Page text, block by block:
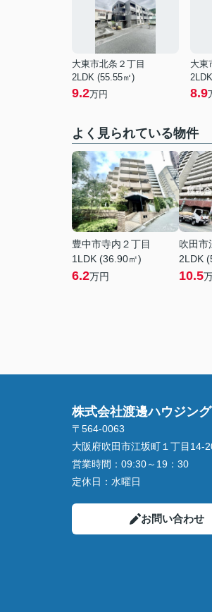
大東市北条２丁目
2LDK (55.55㎡)
9.2万円
大東
8.9
よく見られている物件
豊中市寺内２丁目
1LDK (36.90㎡)
6.2万円
吹田市
2LDK
10.5
株式会社渡邊ハウジング
〒564-0063
大阪府吹田市江坂町１丁目
営業時間： 09:30～19：30
定休日： 水曜日
お問い合わせ